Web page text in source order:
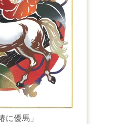
に優馬」